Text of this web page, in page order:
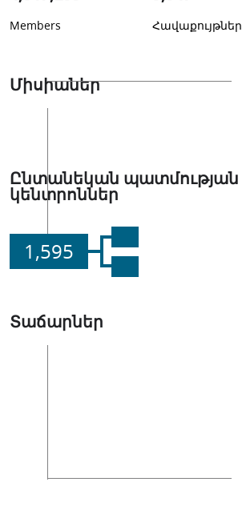
Members Հավաքույթներ
Միսիաներ
Ընտանեկան պատմության
կենտրոններ
1,595
Տաճարներ